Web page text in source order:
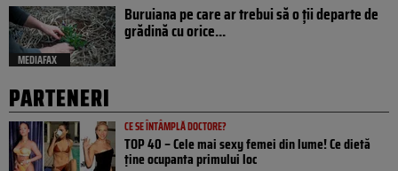
MEDIAFAX
Buruiana pe care ar trebui să o ții departe de
grădină cu orice...
PARTENERI
CE SE ÎNTÂMPLĂ DOCTORE?
TOP 40 – Cele mai sexy femei din lume! Ce dietă
ține ocupanta primului loc